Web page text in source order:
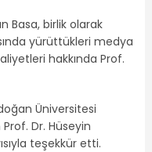
Basa, birlik olarak
yürüttükleri medya
hakkında Prof.
Üniversitesi
Dr. Hüseyin
teşekkür etti.